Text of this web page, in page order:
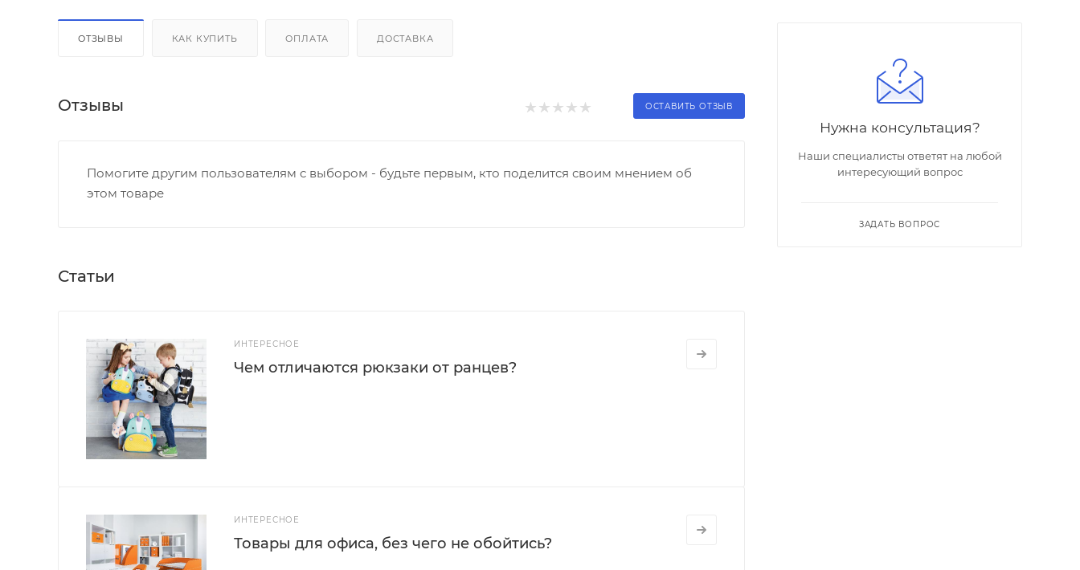
ОТЗЫВЫ КАК КУПИТЬ ОПЛАТА ДОСТАВКА
Отзывы ОСТАВИТЬ ОТЗЫВ
Помогите другим пользователям с выбором - будьте первым, кто поделится своим мнением об
этом товаре
Статьи
ИНТЕРЕСНОЕ
Чем отличаются рюкзаки от ранцев?
ИНТЕРЕСНОЕ
Товары для офиса, без чего не обойтись?
Нужна консультация?
Наши специалисты ответят на любой
интересующий вопрос
ЗАДАТЬ ВОПРОС